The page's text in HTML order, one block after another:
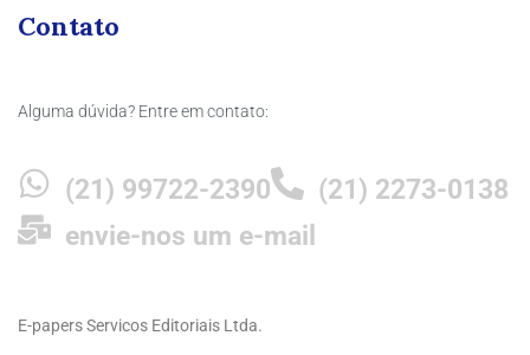
Contato
Alguma dúvida? Entre em contato:
(21) 99722-2390
(21) 2273-0138
envie-nos um e-mail
E-papers Servicos Editoriais Ltda.